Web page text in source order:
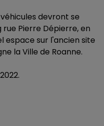
devront se
Pierre Dépierre, en
espace sur l'ancien site
la Ville de Roanne.